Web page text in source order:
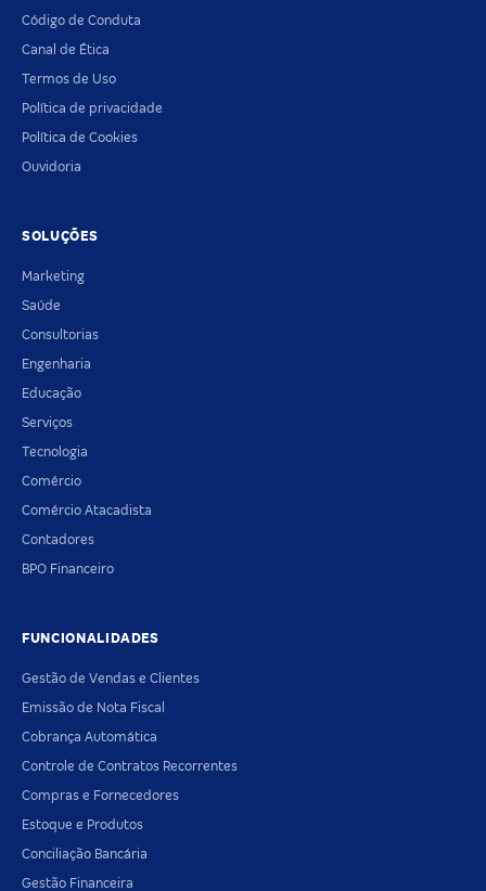
Código de Conduta
Canal de Ética
Termos de Uso
Política de privacidade
Política de Cookies
Ouvidoria
SOLUÇÕES
Marketing
Saúde
Consultorias
Engenharia
Educação
Serviços
Tecnologia
Comércio
Comércio Atacadista
Contadores
BPO Financeiro
FUNCIONALIDADES
Gestão de Vendas e Clientes
Emissão de Nota Fiscal
Cobrança Automática
Controle de Contratos Recorrentes
Compras e Fornecedores
Estoque e Produtos
Conciliação Bancária
Gestão Financeira